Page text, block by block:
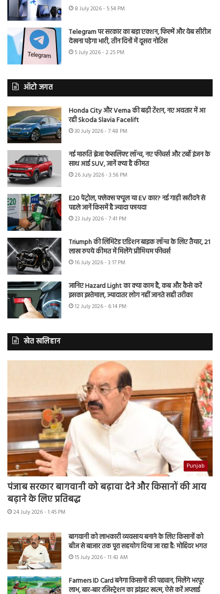
8 July 2026 - 5:54 PM
Telegram पर सरकार का बड़ा एक्शन, फिल्में और वेब सीरीज
देखना पड़ेगा भारी, तीन दिनों में दूसरा नोटिस
5 July 2026 - 2:25 PM
ऑटो जगत
Honda City और Verna की बढ़ी टेंशन, नए अवतार में आ
रही Skoda Slavia Facelift
30 July 2026 - 7:48 PM
नई मारुति ब्रेजा फेसलिफ्ट लॉन्च, नए फीचर्स और टर्बो इंजन के
साथ आई SUV, जानें क्या है कीमत
26 July 2026 - 3:56 PM
E20 पेट्रोल, फ्लेक्स फ्यूल या EV कार? नई गाड़ी खरीदने से
पहले जानें किसमें है ज्यादा फायदा
23 July 2026 - 7:41 PM
Triumph की लिमिटेड एडिशन बाइक लॉन्च के लिए तैयार, 21
लाख रुपये कीमत में मिलेंगे प्रीमियम फीचर्स
16 July 2026 - 3:17 PM
जानिए Hazard Light का क्या काम है, कब और कैसे करें
इसका इस्तेमाल, ज्यादातर लोग नहीं जानते सही तरीका
12 July 2026 - 6:14 PM
खेत खलिहान
Punjab
पंजाब सरकार बागवानी को बढ़ावा देने और किसानों की आय
बढ़ाने के लिए प्रतिबद्ध
24 July 2026 - 1:45 PM
बागवानी को लाभकारी व्यवसाय बनाने के लिए किसानों को
बीज से बाजार तक पूरा सहयोग दिया जा रहा है: मोहिंदर भगत
15 July 2026 - 11:43 AM
Farmers ID Card बनेगा किसानों की पहचान, मिलेंगे भरपूर
लाभ, बार-बार रजिस्ट्रेशन का झंझट खत्म, ऐसे करें अप्लाई